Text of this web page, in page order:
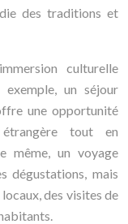
des traditions et
culturelle
un séjour
une opportunité
tout en
même, un voyage
dégustations, mais
des visites de